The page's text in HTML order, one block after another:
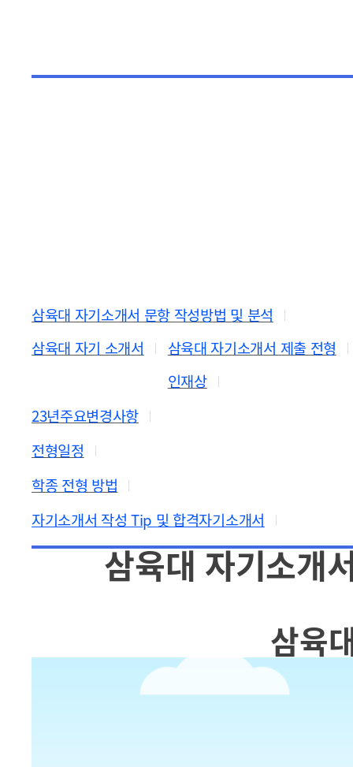
삼육대 자기소개서 문항 작성방법 및 분석
삼육대 자기 소개서
삼육대 자기소개서 제출 전형
인재상
23년주요변경사항
전형일정
학종 전형 방법
자기소개서 작성 Tip 및 합격자기소개서
삼육대 자기소개
삼육